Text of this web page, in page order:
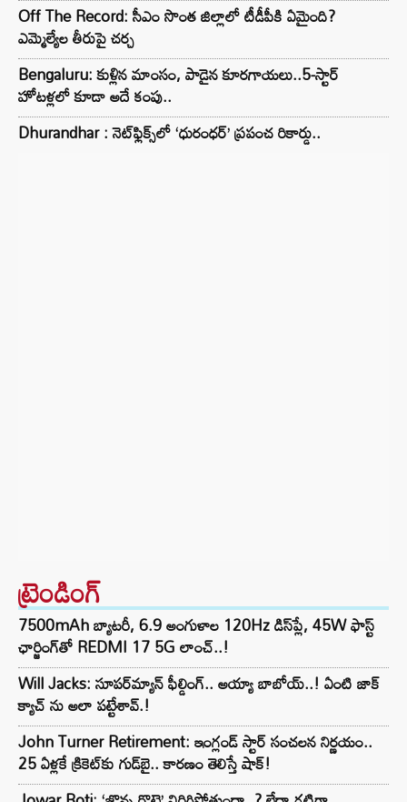
Off The Record: సీఎం సొంత జిల్లాలో టీడీపీకి ఏమైంది?
ఎమ్మెల్యేల తీరుపై చర్చ
Bengaluru: కుళ్లిన మాంసం, పాడైన కూరగాయలు..5-స్టార్
హోటళ్లలో కూడా అదే కంపు..
Dhurandhar : నెట్‌ఫ్లిక్స్‌లో ‘ధురంధర్’ ప్రపంచ రికార్డు..
ట్రెండింగ్‌
7500mAh బ్యాటరీ, 6.9 అంగుళాల 120Hz డిస్‌ప్లే, 45W ఫాస్ట్
ఛార్జింగ్‌తో REDMI 17 5G లాంచ్..!
Will Jacks: సూపర్‌మ్యాన్ ఫీల్డింగ్.. అయ్యా బాబోయ్..! ఏంటి జాక్
క్యాచ్ ను అలా పట్టేశావ్.!
John Turner Retirement: ఇంగ్లండ్ స్టార్ సంచలన నిర్ణయం..
25 ఏళ్లకే క్రికెట్‌కు గుడ్‌బై.. కారణం తెలిస్తే షాక్!